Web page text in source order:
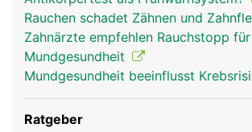
Rauchen schadet Zähnen und
Zahnärzte empfehlen Rauchstopp
Mundgesundheit
Mundgesundheit beeinflusst
Ratgeber